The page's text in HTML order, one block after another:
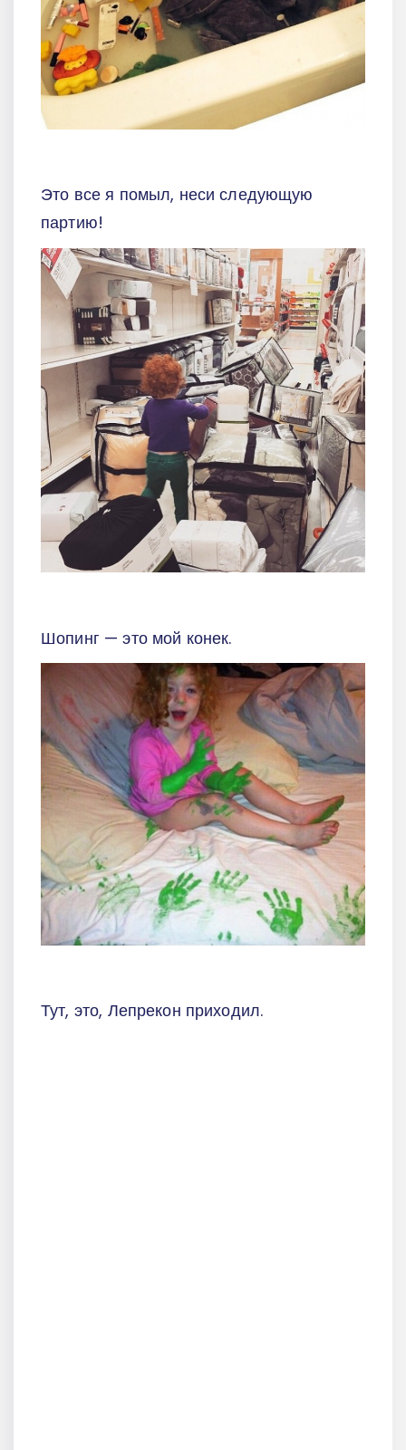
Это все я помыл, неси следующую
партию!
Шопинг — это мой конек.
Тут, это, Лепрекон приходил.